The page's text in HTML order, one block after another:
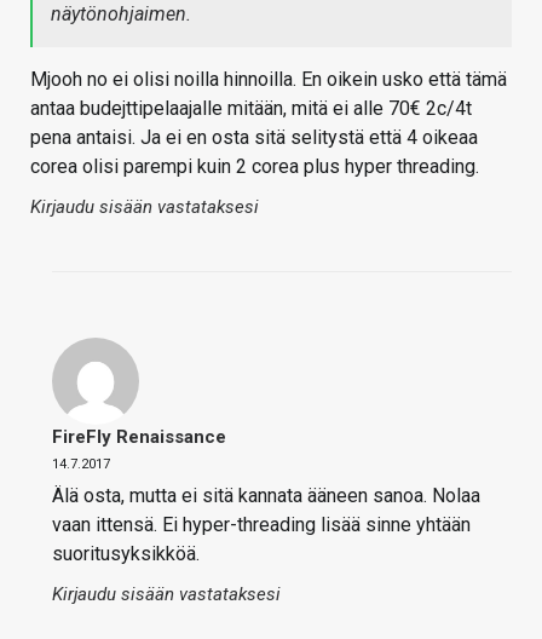
näytönohjaimen.
Mjooh no ei olisi noilla hinnoilla. En oikein usko että tämä
antaa budejttipelaajalle mitään, mitä ei alle 70€ 2c/4t
pena antaisi. Ja ei en osta sitä selitystä että 4 oikeaa
corea olisi parempi kuin 2 corea plus hyper threading.
Kirjaudu sisään vastataksesi
FireFly Renaissance
14.7.2017
Älä osta, mutta ei sitä kannata ääneen sanoa. Nolaa
vaan ittensä. Ei hyper-threading lisää sinne yhtään
suoritusyksikköä.
Kirjaudu sisään vastataksesi